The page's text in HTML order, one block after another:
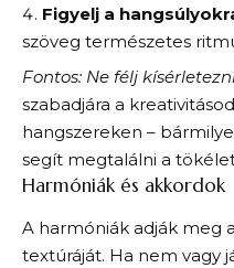
Figyelj a
szöveg természetes
Fontos: Ne félj
szabadjára a
hangszereken –
segít megtalálni a
Harmóniák és akkordok
A harmóniák adják meg
textúráját. Ha nem vagy